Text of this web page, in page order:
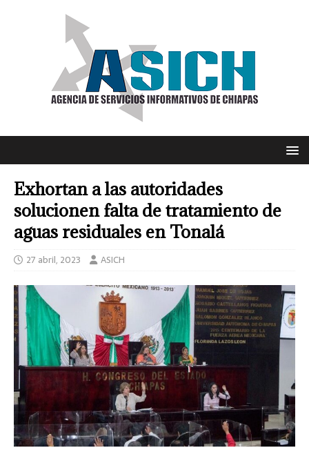
Exhortan a las autoridades
solucionen falta de tratamiento de
aguas residuales en Tonalá
27 abril, 2023 ASICH